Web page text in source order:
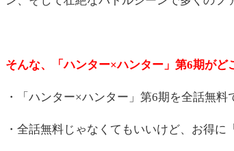
そんな、「ハンター×ハンター」第6期がど
・「ハンター×ハンター」第6期を全話無料
・全話無料じゃなくてもいいけど、お得